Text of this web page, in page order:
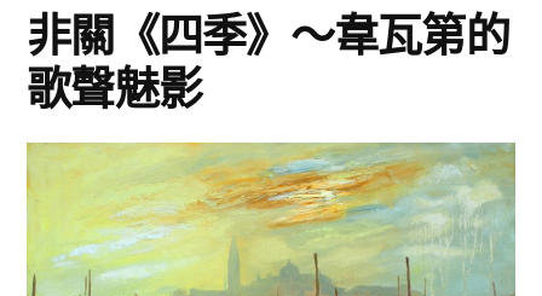
非關《四季》～韋瓦第的
歌聲魅影